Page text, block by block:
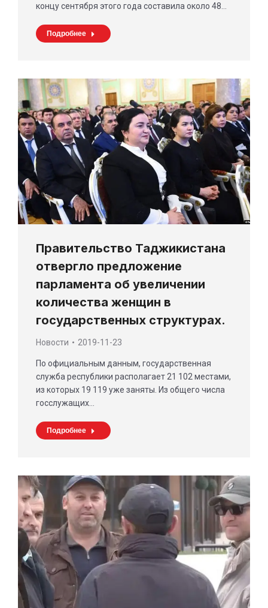
концу сентября этого года составила около 48…
Подробнее
Правительство Таджикистана
отвергло предложение
парламента об увеличении
количества женщин в
государственных структурах.
Новости 2019-11-23
По официальным данным, государственная
служба республики располагает 21 102 местами,
из которых 19 119 уже заняты. Из общего числа
госслужащих…
Подробнее